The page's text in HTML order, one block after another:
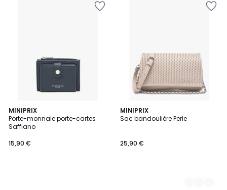
MINIPRIX
Porte-monnaie porte-cartes
Saffiano
15,90 €
MINIPRIX
Sac bandoulière Perle
25,90 €
2
Couleurs